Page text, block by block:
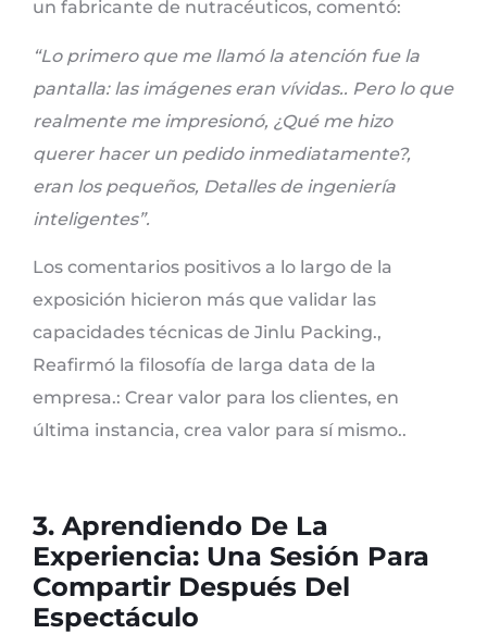
un fabricante de nutracéuticos, comentó:
“Lo primero que me llamó la atención fue la
pantalla: las imágenes eran vívidas.. Pero lo que
realmente me impresionó, ¿Qué me hizo
querer hacer un pedido inmediatamente?,
eran los pequeños, Detalles de ingeniería
inteligentes”.
Los comentarios positivos a lo largo de la
exposición hicieron más que validar las
capacidades técnicas de Jinlu Packing.,
Reafirmó la filosofía de larga data de la
empresa.: Crear valor para los clientes, en
última instancia, crea valor para sí mismo..
3. Aprendiendo De La
Experiencia: Una Sesión Para
Compartir Después Del
Espectáculo